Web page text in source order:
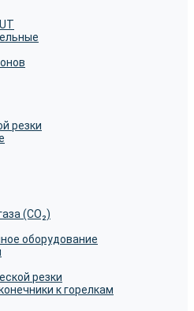
резки
(CO₂)
оборудование
резки
к горелкам